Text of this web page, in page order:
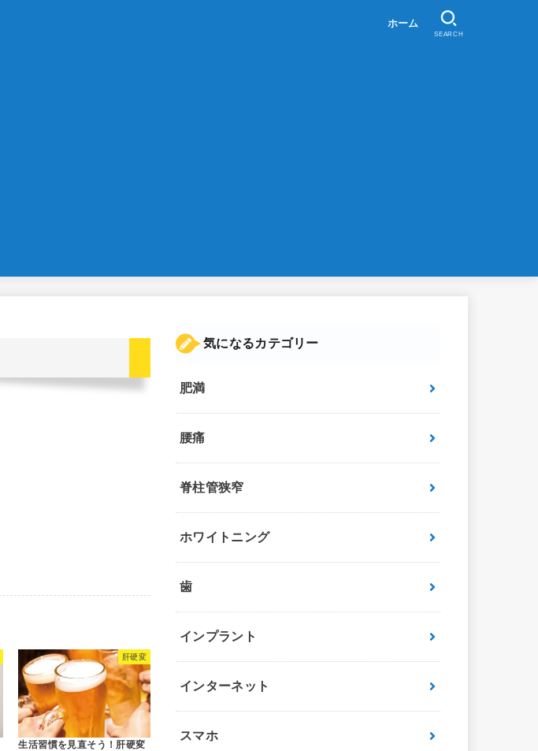
ホーム
SEARCH
肝硬変
生活習慣を見直そう！肝硬変
気になるカテゴリー
肥満
腰痛
脊柱管狭窄
ホワイトニング
歯
インプラント
インターネット
スマホ